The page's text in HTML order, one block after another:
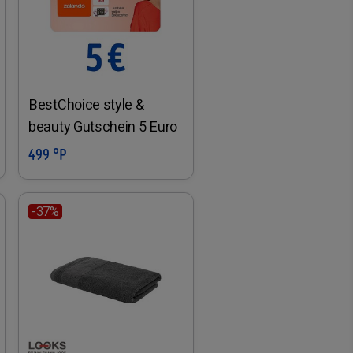
BestChoice style &
beauty Gutschein 5 Euro
499 °P
-37%